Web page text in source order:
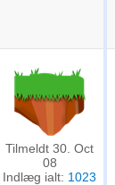
Tilmeldt 30. Oct
08
Indlæg ialt: 1023